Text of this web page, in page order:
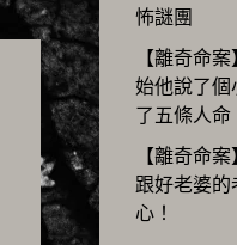
怖謎團
【離奇命
始他說了個
了五條人命
【離奇命
跟好老婆的
心！